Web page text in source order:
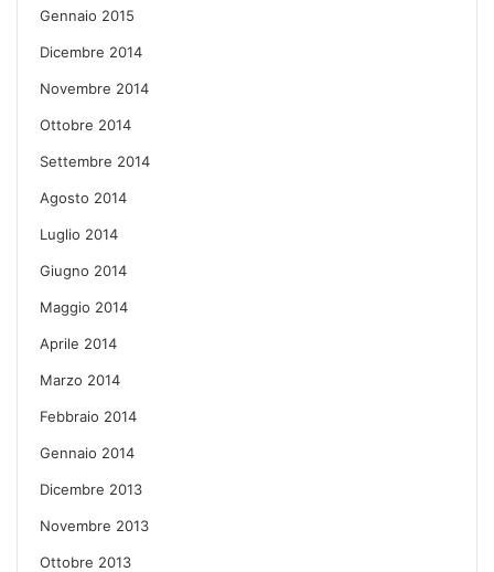
Gennaio 2015
Dicembre 2014
Novembre 2014
Ottobre 2014
Settembre 2014
Agosto 2014
Luglio 2014
Giugno 2014
Maggio 2014
Aprile 2014
Marzo 2014
Febbraio 2014
Gennaio 2014
Dicembre 2013
Novembre 2013
Ottobre 2013